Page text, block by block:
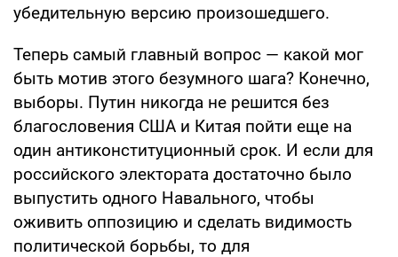
убедительную версию произошедшего.
Теперь самый главный вопрос — какой мог
быть мотив этого безумного шага? Конечно,
выборы. Путин никогда не решится без
благословения США и Китая пойти еще на
один антиконституционный срок. И если для
российского электората достаточно было
выпустить одного Навального, чтобы
оживить оппозицию и сделать видимость
политической борьбы, то для